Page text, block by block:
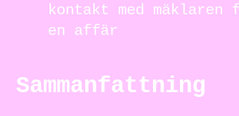
kontakt med
en affär
Sammanfattning